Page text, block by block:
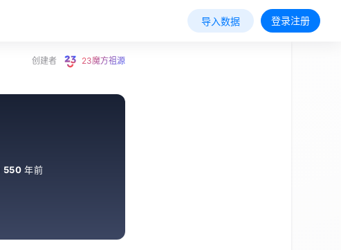
导入数据 登录注册
创建者 23魔方祖源
550 年前